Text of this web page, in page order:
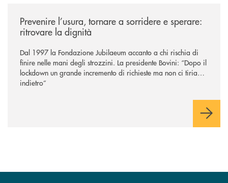
Prevenire l’usura, tornare a sorridere e sperare:
ritrovare la dignità
Dal 1997 la Fondazione Jubilaeum accanto a chi rischia di
finire nelle mani degli strozzini. La presidente Bovini: “Dopo il
lockdown un grande incremento di richieste ma non ci tiriamo
indietro”